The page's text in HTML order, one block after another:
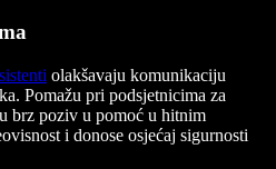
olakšavaju komunikaciju
Pomažu pri podsjetnicima za
brz poziv u pomoć u hitnim
i donose osjećaj sigurnosti